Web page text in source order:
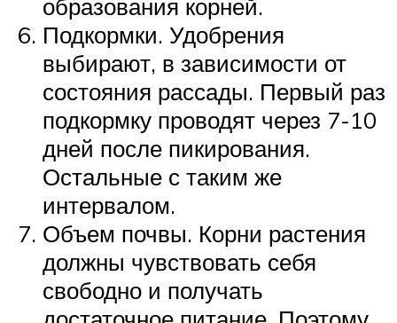
образования корней.
Подкормки. Удобрения
выбирают, в зависимости от
состояния рассады. Первый раз
подкормку проводят через 7-10
дней после пикирования.
Остальные с таким же
интервалом.
Объем почвы. Корни растения
должны чувствовать себя
свободно и получать